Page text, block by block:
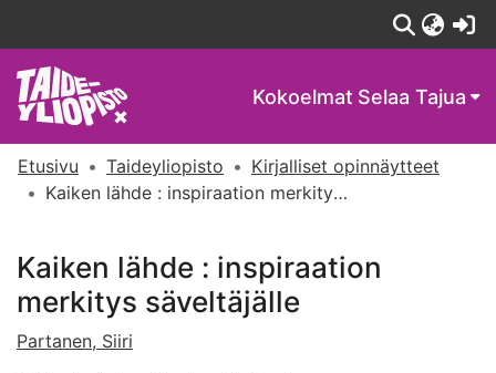
Kokoelmat Selaa Tajua
Etusivu Taideyliopisto
Kirjalliset opinnäytteet
Kaiken lähde : inspiraation merkitys säveltäjälle
Kaiken lähde : inspiraation
merkitys säveltäjälle
Partanen, Siiri